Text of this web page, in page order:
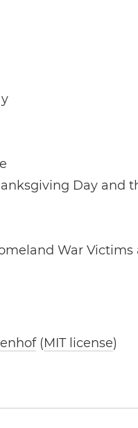
Day and
War
(MIT license)